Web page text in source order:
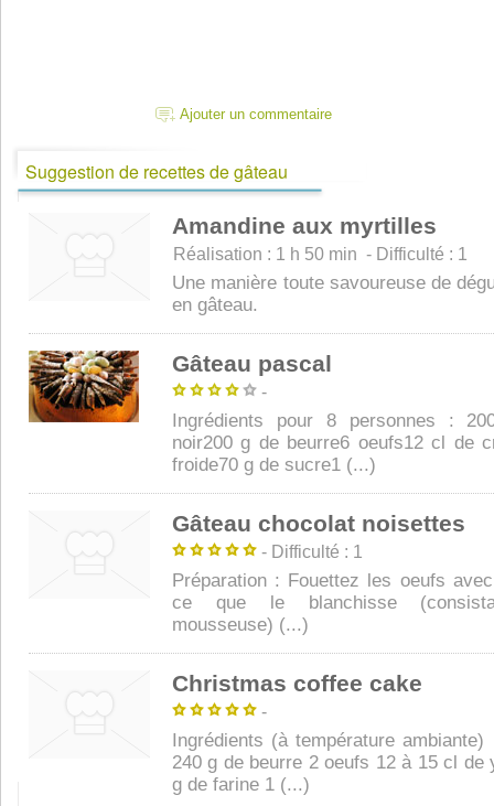
Ajouter un commentaire
Suggestion de recettes de gâteau
Amandine aux myrtilles
Réalisation : 1 h 50 min - Difficulté : 1
Une manière toute savoureuse de
en gâteau.
Gâteau pascal
-
Ingrédients pour 8 personnes :
noir200 g de beurre6 oeufs12 cl de
froide70 g de sucre1 (...)
Gâteau chocolat noisettes
- Difficulté : 1
Préparation : Fouettez les oeufs
ce que le blanchisse
mousseuse) (...)
Christmas coffee cake
-
Ingrédients (à température
240 g de beurre 2 oeufs 12 à 15 cl de
g de farine 1 (...)